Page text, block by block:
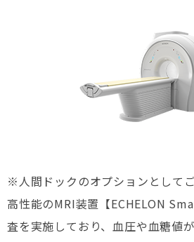
※人間ドックのオプションとして
高性能のMRI装置【ECHELON
査を実施しており、血圧や血糖値